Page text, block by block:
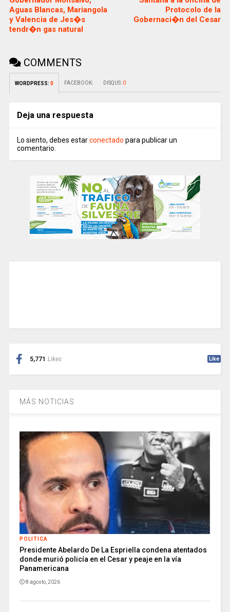
Aguas Blancas, Mariangola
y Valencia de Jes�s
tendr�n gas natural
Protocolo de la
Gobernaci�n del Cesar
COMMENTS
WORDPRESS: 0 FACEBOOK: DISQUS: 0
Deja una respuesta
Lo siento, debes estarconectado para publicar un
comentario.
5,771 Likes Like
MÁS NOTICIAS
POLITICA
Presidente Abelardo De La Espriella condena atentados
donde murió policía en el Cesar y peaje en la vía
Panamericana
8 agosto, 2026